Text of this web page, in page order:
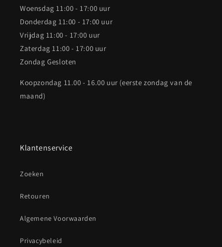
Woensdag 11:00 - 17:00 uur
Donderdag 11:00 - 17:00 uur
Vrijdag 11:00 - 17:00 uur
Zaterdag 11:00 - 17:00 uur
Zondag Gesloten
Koopzondag 11.00 - 16.00 uur (eerste zondag van de
maand)
Klantenservice
Zoeken
Retouren
Algemene Voorwaarden
Privacybeleid